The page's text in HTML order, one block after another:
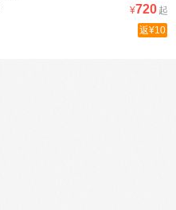
¥720 起
返¥10